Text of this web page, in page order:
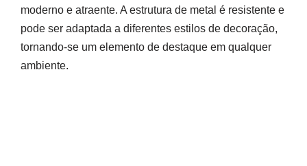
moderno e atraente. A estrutura de metal é resistente e
pode ser adaptada a diferentes estilos de decoração,
tornando-se um elemento de destaque em qualquer
ambiente.